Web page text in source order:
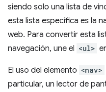
siendo solo una lista de
esta lista específica es la
web. Para convertir esta
navegación, une el <ul>
El uso del elemento <nav>
particular, un lector de